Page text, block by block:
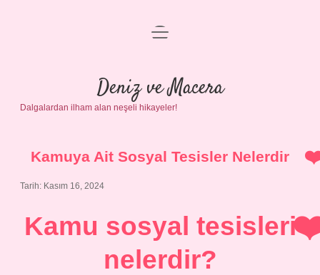
Anasayfa
Gizlilik Politikası
Yasal Uyarı
menüyü
Deniz ve Macera
Dalgalardan ilham alan neşeli hikayeler!
Kamuya Ait Sosyal Tesisler Nelerdir
Tarih: Kasım 16, 2024
Kamu sosyal tesisleri
nelerdir?